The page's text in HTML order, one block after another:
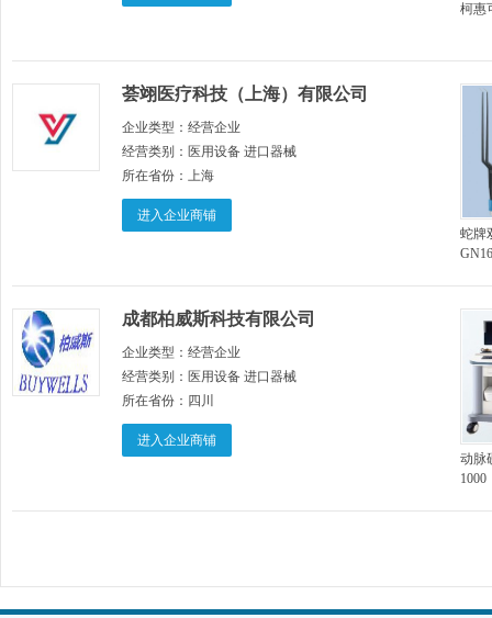
柯惠
荟翊医疗科技（上海）有限公司
企业类型： 经营企业
经营类别： 医用设备 进口器械
所在省份： 上海
进入企业商铺
蛇牌
成都柏威斯科技有限公司
企业类型： 经营企业
经营类别： 医用设备 进口器械
所在省份： 四川
进入企业商铺
动脉
1000